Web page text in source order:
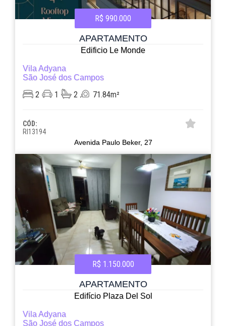
R$ 990.000
APARTAMENTO
Edificio Le Monde
Vila Adyana
São José dos Campos
2 1 2 71.84m²
CÓD:
RI13194
Avenida Paulo Beker, 27
R$ 1.150.000
APARTAMENTO
Edifício Plaza Del Sol
Vila Adyana
São José dos Campos